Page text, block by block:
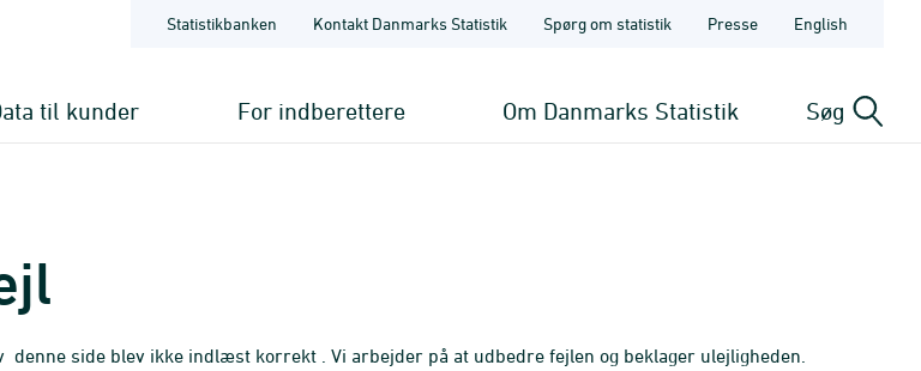
Statistikbanken Kontakt Danmarks Statistik Spørg om statistik Presse English
til kunder For indberettere Om Danmarks Statistik Søg
denne side blev ikke indlæst korrekt . Vi arbejder på at udbedre fejlen og beklager ulejligheden.